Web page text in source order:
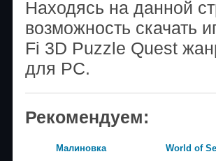
Находясь на данной
возможность скачать
Fi 3D Puzzle Quest
для PC.
Рекомендуем:
Малиновка World of